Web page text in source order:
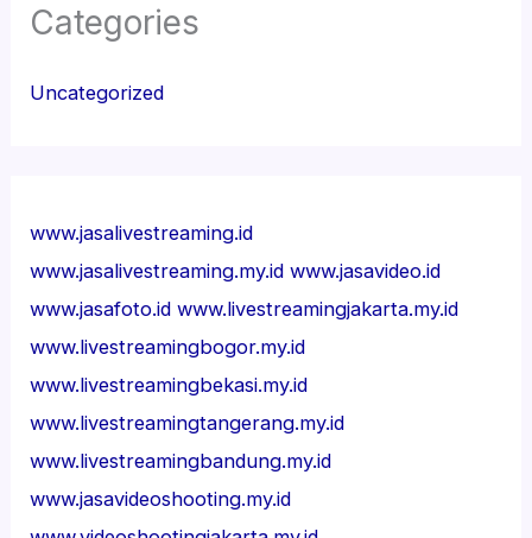
Categories
Uncategorized
www.jasalivestreaming.id
www.jasalivestreaming.my.id www.jasavideo.id
www.jasafoto.id www.livestreamingjakarta.my.id
www.livestreamingbogor.my.id
www.livestreamingbekasi.my.id
www.livestreamingtangerang.my.id
www.livestreamingbandung.my.id
www.jasavideoshooting.my.id